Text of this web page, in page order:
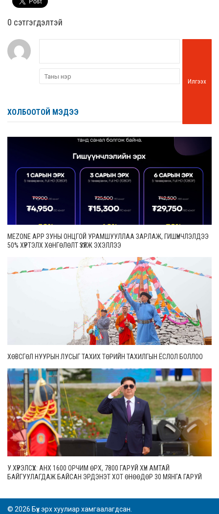
0 cэтгэгдэлтэй
Илгээх
ХОЛБООТОЙ МЭДЭЭ
MEZONE APP ЗУНЫ ОНЦГОЙ УРАМШУУЛЛАА ЗАРЛАЖ, ГИШҮҮНЧЛЭЛДЭЭ
50% ХҮРТЭЛХ ХӨНГӨЛӨЛТ ҮЗҮҮЛЖ ЭХЭЛЛЭЭ
ХӨВСГӨЛ НУУРЫН ЛУСЫГ ТАХИХ ТӨРИЙН ТАХИЛГЫН ЁСЛОЛ БОЛЛОО
У.ХҮРЭЛСҮХ: АНХ 1600 ОРЧИМ ӨРХ, 7800 ГАРУЙ ХҮН АМТАЙ
БАЙГУУЛАГДАЖ БАЙСАН ЭРДЭНЭТ ХОТ ӨНӨӨДӨР 30 МЯНГА ГАРУЙ
© 2026 Бүх эрх хуулиар хамгаалагдсан.